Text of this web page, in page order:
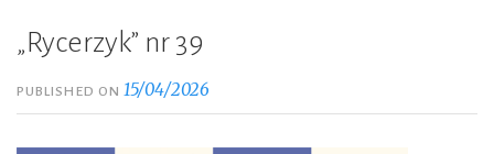
„Rycerzyk” nr 39
PUBLISHED ON15/04/2026